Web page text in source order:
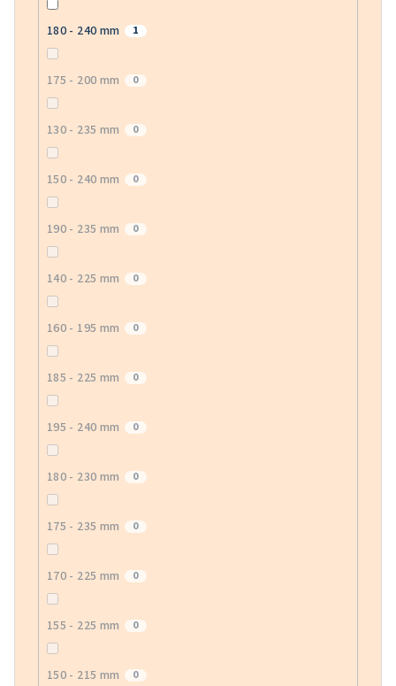
180 - 240 mm 1
175 - 200 mm 0
130 - 235 mm 0
150 - 240 mm 0
190 - 235 mm 0
140 - 225 mm 0
160 - 195 mm 0
185 - 225 mm 0
195 - 240 mm 0
180 - 230 mm 0
175 - 235 mm 0
170 - 225 mm 0
155 - 225 mm 0
150 - 215 mm 0